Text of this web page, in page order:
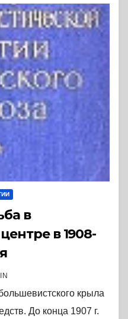
в
в 1908-
крыла
До конца 1907 г.